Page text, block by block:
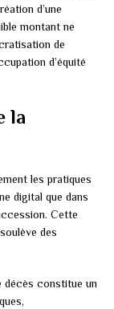
d’une
montant ne
de
d’équité
la
les pratiques
digital que dans
Cette
des
décès constitue un